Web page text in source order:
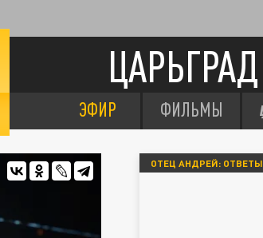
ЦАРЬГРАД
ЭФИР ФИЛЬМЫ
ОТЕЦ АНДРЕЙ: ОТВЕТЫ